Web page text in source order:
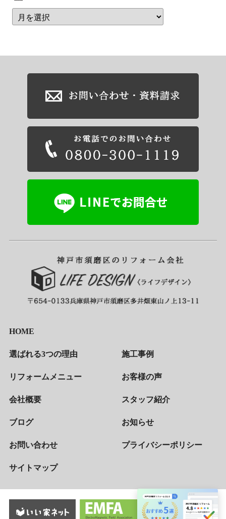
HOME
選ばれる3つの理由 施工事例
リフォームメニュー お客様の声
会社概要 スタッフ紹介
ブログ お知らせ
お問い合わせ プライバシーポリシー
サイトマップ